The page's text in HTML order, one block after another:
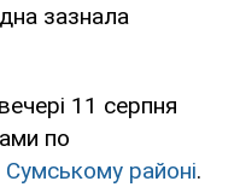
зазнала
11 серпня
по
районі.